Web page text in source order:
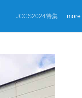
JCCS2024特集 more